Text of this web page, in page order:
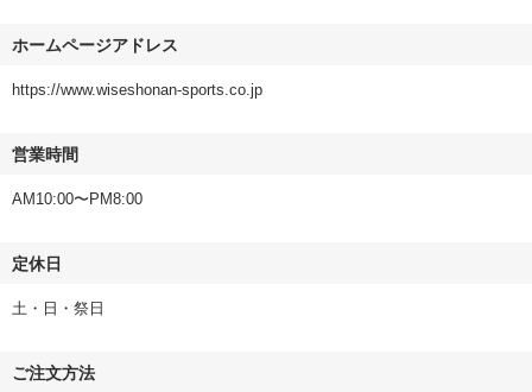
ホームページアドレス
https://www.wiseshonan-sports.co.jp
営業時間
AM10:00〜PM8:00
定休日
土・日・祭日
ご注文方法